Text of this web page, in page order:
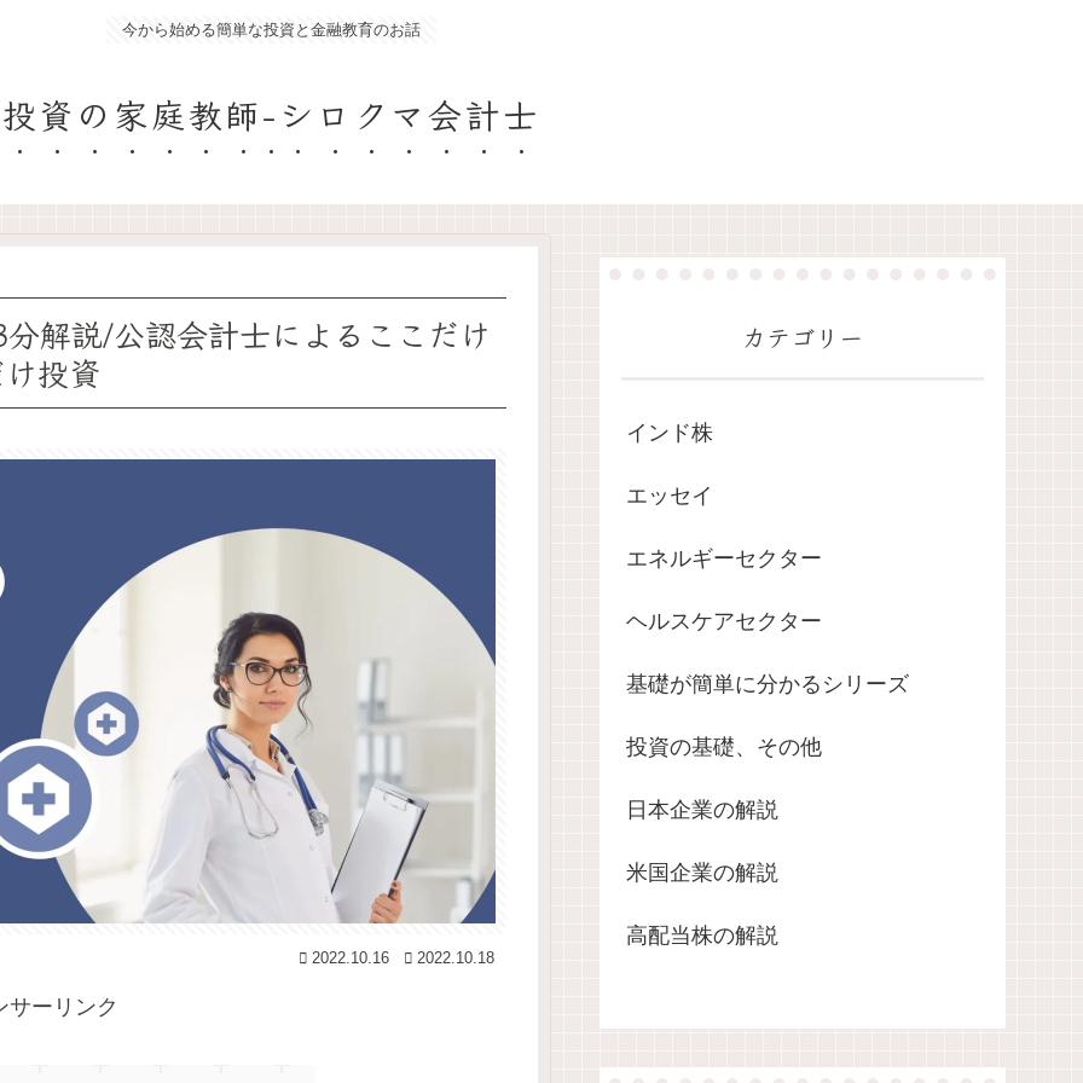
今から始める簡単な投資と金融教育のお話
投資の家庭教師-シロクマ会計士
解説/公認会計士によるここだけ
投資
2022.10.16 2022.10.18
サーリンク
カテゴリー
インド株
エッセイ
エネルギーセクター
ヘルスケアセクター
基礎が簡単に分かるシリーズ
投資の基礎、その他
日本企業の解説
米国企業の解説
高配当株の解説